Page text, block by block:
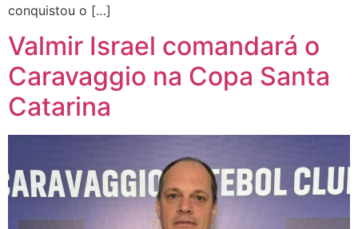
conquistou o […]
Valmir Israel comandará o
Caravaggio na Copa Santa
Catarina